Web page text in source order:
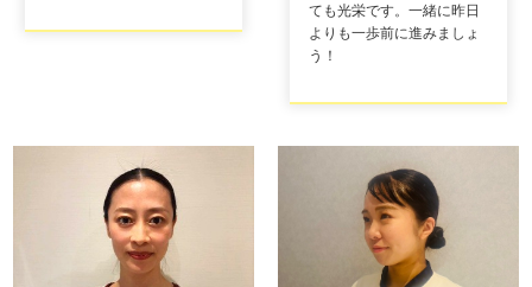
ても光栄です。一緒に昨日
よりも一歩前に進みましょ
う！